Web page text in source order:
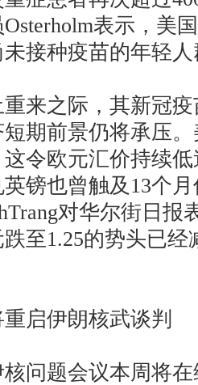
表示，美
接种疫苗的年轻
之际，其新冠疫
期前景仍将承压
令欧元汇价持续
镑也曾触及13个
对华尔街日报
至1.25的势头已经
伊朗核武谈判
题会议本周将在